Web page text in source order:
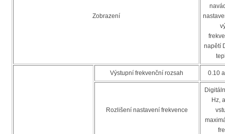
Zobrazení
napětí
Výstupní frekvenční rozsah 0.10
Rozlišení nastavení frekvence
Hz,